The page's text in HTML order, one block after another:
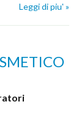
Leggi di piu' »